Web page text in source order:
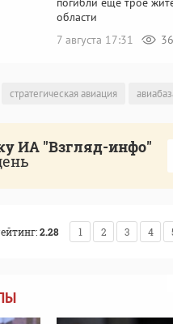
области
7 августа 17:31
стратегическая авиация
ИА "Взгляд-инфо"
2.28 1 2 3 4